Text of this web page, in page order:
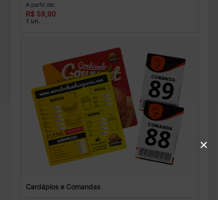
A partir de:
R$ 59,90
1 un.
Cardápios e Comandas
×